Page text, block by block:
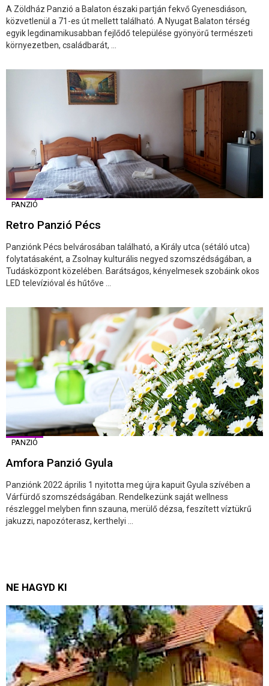
A Zöldház Panzió a Balaton északi partján fekvő Gyenesdiáson,
közvetlenül a 71-es út mellett található. A Nyugat Balaton térség
egyik legdinamikusabban fejlődő települése gyönyörű természeti
környezetben, családbarát, ...
PANZIÓ
Retro Panzió Pécs
Panziónk Pécs belvárosában található, a Király utca (sétáló utca)
folytatásaként, a Zsolnay kulturális negyed szomszédságában, a
Tudásközpont közelében. Barátságos, kényelmesek szobáink okos
LED televízióval és hűtőve ...
PANZIÓ
Amfora Panzió Gyula
Panziónk 2022 április 1 nyitotta meg újra kapuit Gyula szívében a
Várfürdő szomszédságában. Rendelkezünk saját wellness
részleggel melyben finn szauna, merülő dézsa, feszített víztükrű
jakuzzi, napozóterasz, kerthelyi ...
NE HAGYD KI